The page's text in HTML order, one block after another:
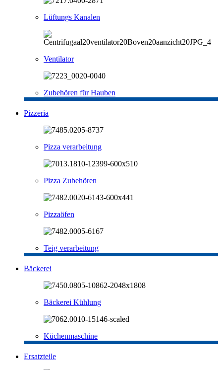
Lüftungs Kanalen
Ventilator
Zubehören für Hauben
Pizzeria
Pizza verarbeitung
Pizza Zubehören
Pizzaöfen
Teig verarbeitung
Bäckerei
Bäckerei Kühlung
Küchenmaschine
Ersatzteile